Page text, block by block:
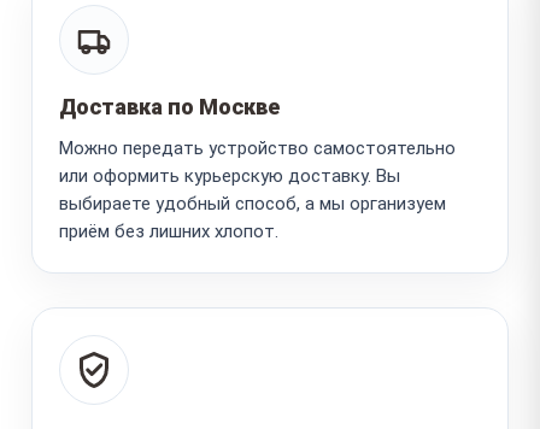
Доставка по Москве
Можно передать устройство самостоятельно
или оформить курьерскую доставку. Вы
выбираете удобный способ, а мы организуем
приём без лишних хлопот.